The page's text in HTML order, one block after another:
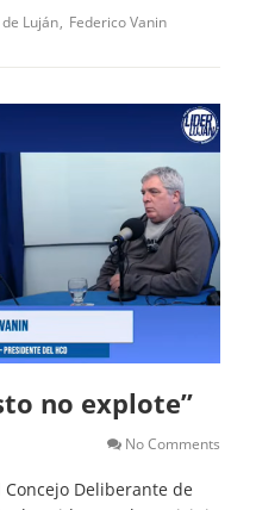
Luján Federico Vanin
no explote”
No Comments
Deliberante de